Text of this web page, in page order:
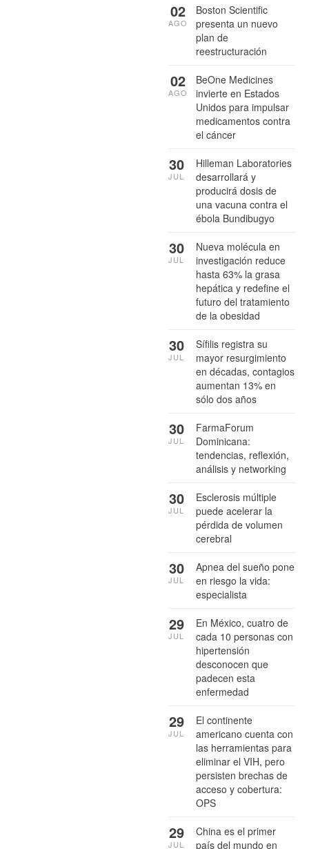
Boston Scientific
presenta un nuevo
plan de
reestructuración
02
AGO
BeOne Medicines
invierte en Estados
Unidos para impulsar
medicamentos contra
el cáncer
02
AGO
Hilleman Laboratories
desarrollará y
producirá dosis de
una vacuna contra el
ébola Bundibugyo
30
JUL
Nueva molécula en
investigación reduce
hasta 63% la grasa
hepática y redefine el
futuro del tratamiento
de la obesidad
30
JUL
Sífilis registra su
mayor resurgimiento
en décadas, contagios
aumentan 13% en
sólo dos años
30
JUL
FarmaForum
Dominicana:
tendencias, reflexión,
análisis y networking
30
JUL
Esclerosis múltiple
puede acelerar la
pérdida de volumen
cerebral
30
JUL
Apnea del sueño pone
en riesgo la vida:
especialista
30
JUL
En México, cuatro de
cada 10 personas con
hipertensión
desconocen que
padecen esta
enfermedad
29
JUL
El continente
americano cuenta con
las herramientas para
eliminar el VIH, pero
persisten brechas de
acceso y cobertura:
OPS
29
JUL
China es el primer
país del mundo en
29
JUL